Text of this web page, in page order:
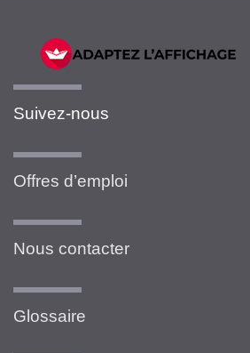
Suivez-nous
Offres d’emploi
Nous contacter
Glossaire